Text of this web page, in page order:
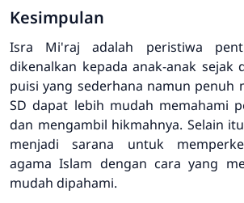
Kesimpulan
Isra Mi'raj adalah peristiwa
dikenalkan kepada anak-anak sejak
puisi yang sederhana namun penuh
SD dapat lebih mudah memahami
dan mengambil hikmahnya. Selain
menjadi sarana untuk
agama Islam dengan cara yang
mudah dipahami.